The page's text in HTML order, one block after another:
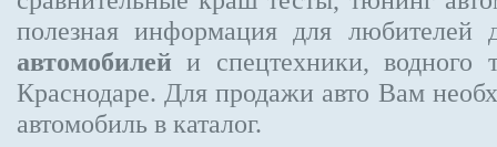
полезная информация для любителей
автомобилей и спецтехники, водного
Краснодаре. Для продажи авто Вам
автомобиль в каталог.